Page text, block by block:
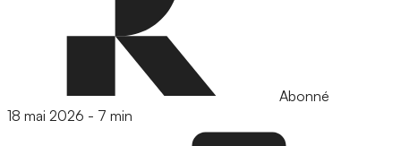
Abonné
18 mai 2026 - 7 min